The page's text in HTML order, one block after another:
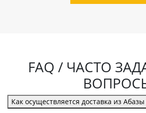
FAQ / ЧАСТО
Как осуществляется доставка из